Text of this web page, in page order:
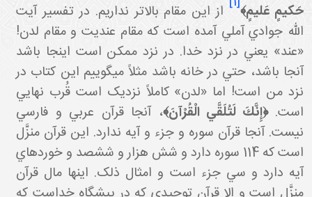
حَكيمٍ عَليمٍ﴾
از اين مقام بالاتر نداريم. در تفسير آيت
الله جوادي آملي آمده است که مقام عنديت و مقام لدن!
«عند» يعني در نزد خدا. در نزد ممکن است اينجا باشد
آنجا باشد، حتي در خانه باشد مثلاً مي گوييم اين کتاب در
نزد من است! اما «لدن» کاملاً نزديک است قُرب نهايي
است.﴿إِنَّكَ لَتُلَقَّي الْقُرْآنَ﴾، آنجا قرآن عربي و فارسي
نيست. آنجا قرآن سوره و جزء و آيه ندارد. اين قرآن منزَّل
است که 114 سوره دارد و شش هزار و ششصد و خورده اي
آيه دارد و سي جزء است و امثال ذلک. اينها مال قرآن